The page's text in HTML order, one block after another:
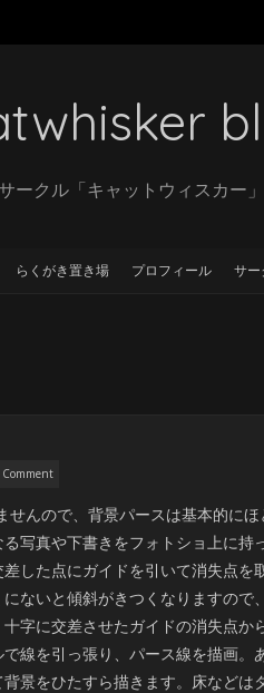
ークル「キャットウィスカー
らくがき置き場 プロフィール サー
せんので、背景パースは基本的にほ
写真や下書きをフォトショ上に持
した点にガイドを引いて消失点を
ないと傾斜がきつくなりますので
字に交差させたガイドの消失点か
線を引っ張り、パース線を描画。
景をひたすら描きます。床などは